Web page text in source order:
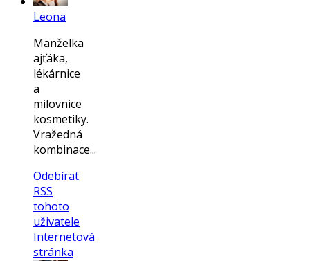
Leona
Manželka
ajťáka,
lékárnice
a
milovnice
kosmetiky.
Vražedná
kombinace...
Odebírat
RSS
tohoto
uživatele
Internetová
stránka